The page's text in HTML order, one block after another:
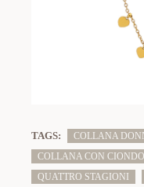
TAGS: COLLANA
COLLANA CON
QUATTRO STAGIONI